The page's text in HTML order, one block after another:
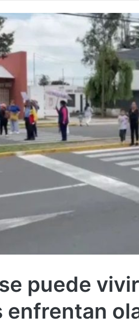
puede
enfrentan